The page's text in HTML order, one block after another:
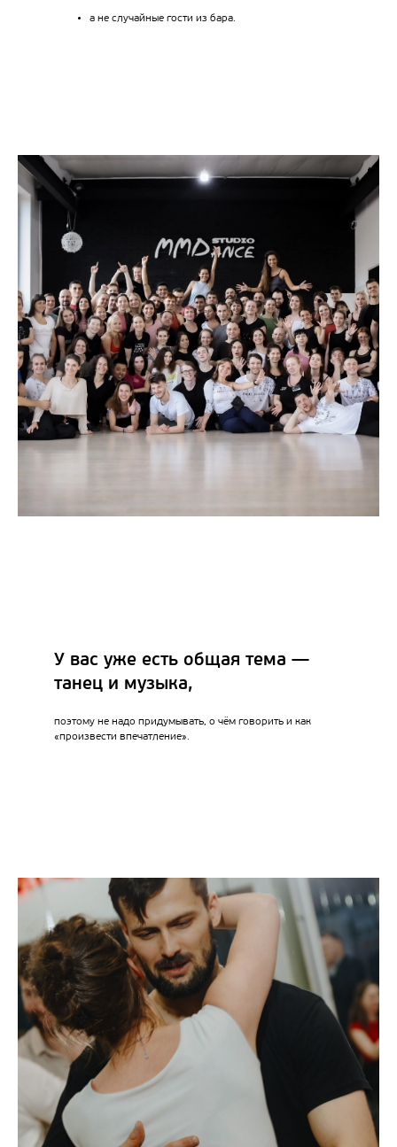
а не случайные гости из бара.
У вас уже есть общая тема —
танец и музыка,
поэтому не надо придумывать, о чём говорить и как
«произвести впечатление».